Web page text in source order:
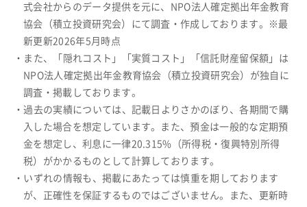
式会社からのデータ提供を元に、NPO法人確定拠出年金教育
協会（積立投資研究会）にて調査・作成しております。※最
新更新2026年5月時点
・また、「隠れコスト」「実質コスト」「信託財産留保額」は
NPO法人確定拠出年金教育協会（積立投資研究会）が独自に
調査・掲載しております。
・過去の実績については、記載日よりさかのぼり、各期間で購
入した場合を想定しています。また、預金は一般的な定期預
金を想定し、利息に一律20.315%（所得税・復興特別所得
税）がかかるものとして計算しております。
・いずれの情報も、掲載にあたっては慎重を期しております
が、正確性を保証するものではございません。また、更新時